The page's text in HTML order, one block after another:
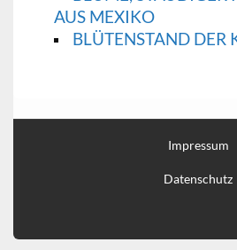
AUS MEXIKO
BLÜTENSTAND DER
Impressum
Datenschutz